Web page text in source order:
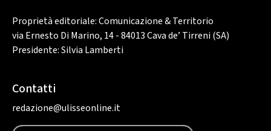
Proprietà editoriale: Comunicazione & Territorio
via Ernesto Di Marino, 14 - 84013 Cava de’ Tirreni (SA)
Presidente: Silvia Lamberti
Contatti
redazione@ulisseonline.it